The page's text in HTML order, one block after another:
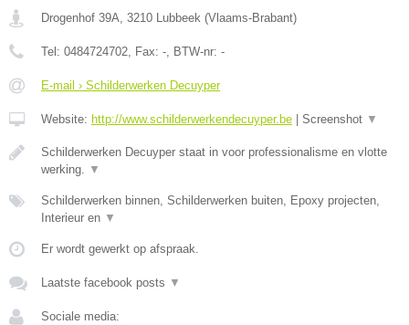
Drogenhof 39A, 3210 Lubbeek (Vlaams-Brabant)
Tel: 0484724702, Fax: -, BTW-nr: -
E-mail › Schilderwerken Decuyper
Website: http://www.schilderwerkendecuyper.be Screenshot ▼
Schilderwerken Decuyper staat in voor professionalisme en vlotte
werking. ▼
Schilderwerken binnen, Schilderwerken buiten, Epoxy projecten,
Interieur en ▼
Er wordt gewerkt op afspraak.
Laatste facebook posts ▼
Sociale media: